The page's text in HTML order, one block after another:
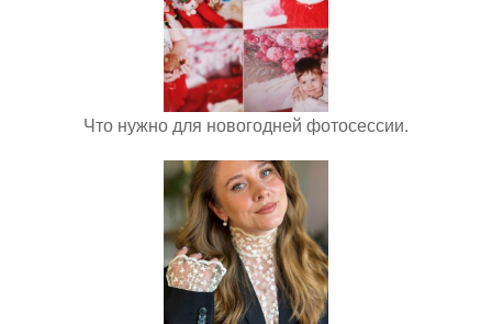
Что нужно для новогодней фотосессии.